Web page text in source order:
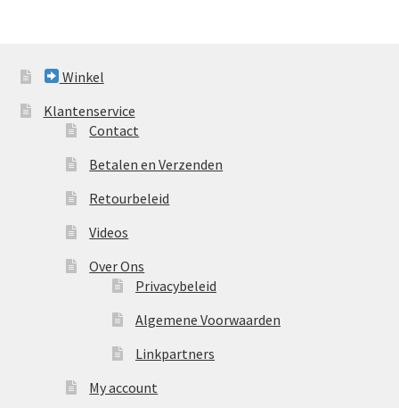
Winkel
Klantenservice
Contact
Betalen en Verzenden
Retourbeleid
Videos
Over Ons
Privacybeleid
Algemene Voorwaarden
Linkpartners
My account